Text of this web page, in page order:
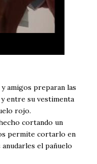
amigos preparan las
entre su vestimenta
rojo.
cortando un
permite cortarlo en
el pañuelo